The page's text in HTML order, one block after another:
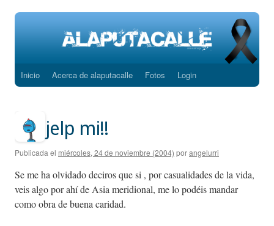
Saltar
contenido
Inicio Acerca de alaputacalle Fotos Login
jelp mi!!
Publicada el miércoles, 24 de noviembre (2004) porangelurri
Se me ha olvidado deciros que si , por casualidades de la vida,
veis algo por ahí de Asia meridional, me lo podéis mandar
como obra de buena caridad.